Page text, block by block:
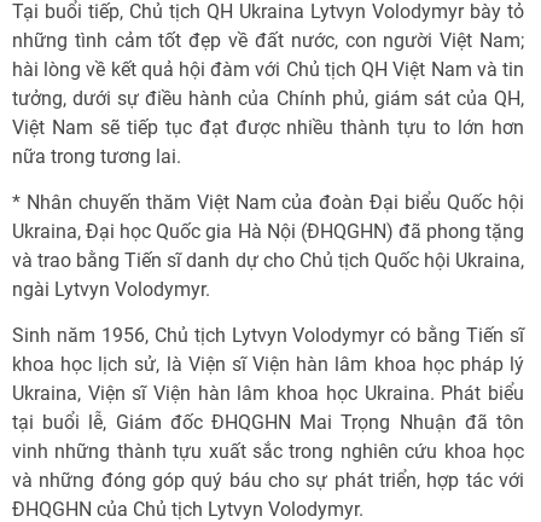
Tại buổi tiếp, Chủ tịch QH Ukraina Lytvyn Volodymyr bày tỏ
những tình cảm tốt đẹp về đất nước, con người Việt Nam;
hài lòng về kết quả hội đàm với Chủ tịch QH Việt Nam và tin
tưởng, dưới sự điều hành của Chính phủ, giám sát của QH,
Việt Nam sẽ tiếp tục đạt được nhiều thành tựu to lớn hơn
nữa trong tương lai.
* Nhân chuyến thăm Việt Nam của đoàn Đại biểu Quốc hội
Ukraina, Đại học Quốc gia Hà Nội (ĐHQGHN) đã phong tặng
và trao bằng Tiến sĩ danh dự cho Chủ tịch Quốc hội Ukraina,
ngài Lytvyn Volodymyr.
Sinh năm 1956, Chủ tịch Lytvyn Volodymyr có bằng Tiến sĩ
khoa học lịch sử, là Viện sĩ Viện hàn lâm khoa học pháp lý
Ukraina, Viện sĩ Viện hàn lâm khoa học Ukraina. Phát biểu
tại buổi lễ, Giám đốc ĐHQGHN Mai Trọng Nhuận đã tôn
vinh những thành tựu xuất sắc trong nghiên cứu khoa học
và những đóng góp quý báu cho sự phát triển, hợp tác với
ĐHQGHN của Chủ tịch Lytvyn Volodymyr.